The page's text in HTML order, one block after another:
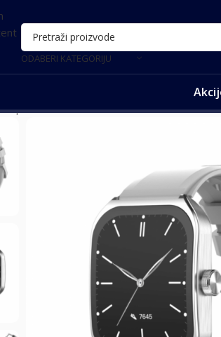
ODABERI KATEGORIJU
oprema/Pametni satovi/Smart Watch